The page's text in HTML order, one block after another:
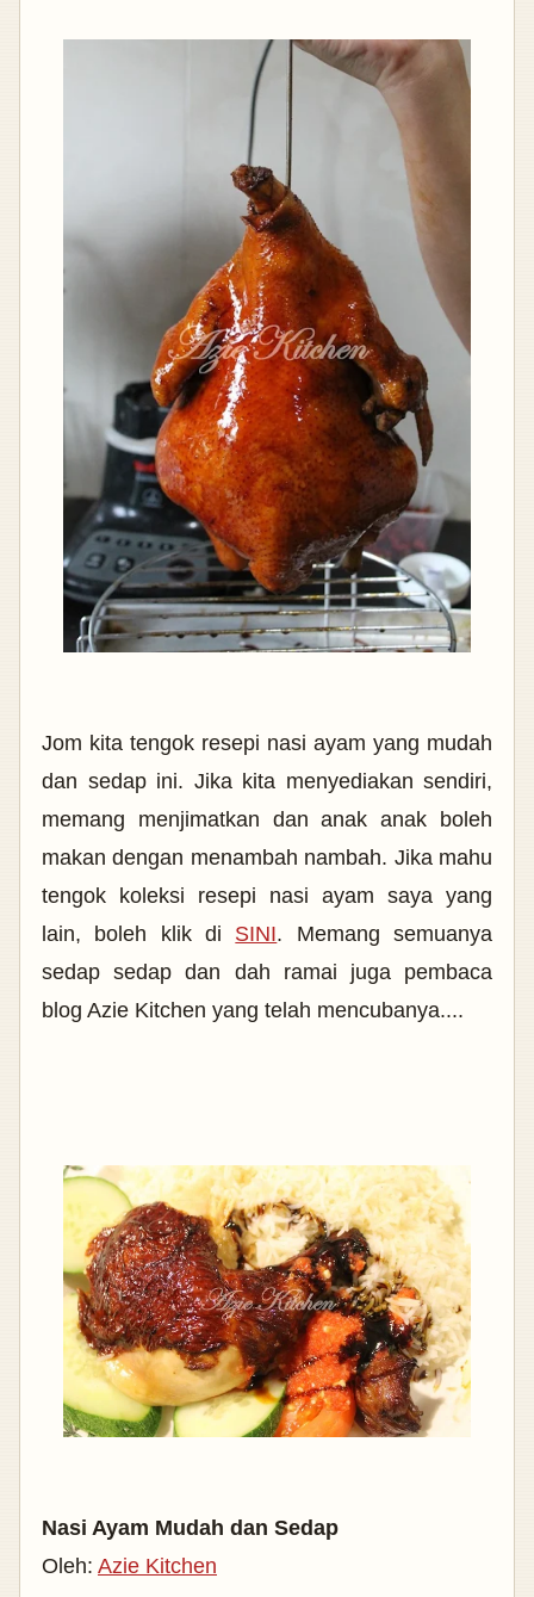
Jom kita tengok resepi nasi ayam yang mudah
dan sedap ini. Jika kita menyediakan sendiri,
memang menjimatkan dan anak anak boleh
makan dengan menambah nambah. Jika mahu
tengok koleksi resepi nasi ayam saya yang
lain, boleh klik di SINI. Memang semuanya
sedap sedap dan dah ramai juga pembaca
blog Azie Kitchen yang telah mencubanya....
Nasi Ayam Mudah dan Sedap
Oleh: Azie Kitchen